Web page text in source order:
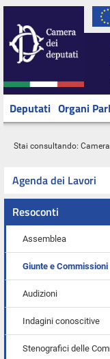
Deputati Organi
Stai consultando:
Agenda dei Lavori
Resoconti
Assemblea
Giunte e Commissioni
Audizioni
Indagini conoscitive
Stenografici delle